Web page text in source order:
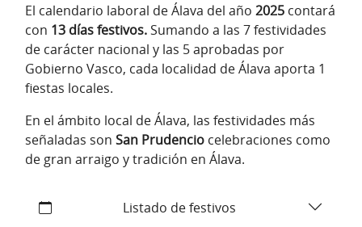
El calendario laboral de Álava del año 2025 contará
con 13 días festivos.Sumando a las 7 festividades
de carácter nacional y las 5 aprobadas por
Gobierno Vasco, cada localidad de Álava aporta 1
fiestas locales.
En el ámbito local de Álava, las festividades más
señaladas son San Prudencio celebraciones como
de gran arraigo y tradición en Álava.
Listado de festivos